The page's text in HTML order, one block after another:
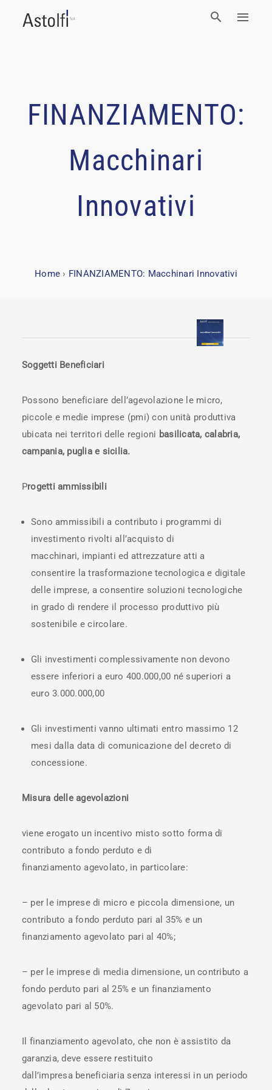
FINANZIAMENTO:
Macchinari
Innovativi
Home › FINANZIAMENTO: Macchinari Innovativi
Soggetti Beneficiari
Possono beneficiare dell’agevolazione le micro,
piccole e medie imprese (pmi) con unità produttiva
ubicata nei territori delle regioni basilicata, calabria,
campania, puglia e sicilia.
Progetti ammissibili
Sono ammissibili a contributo i programmi di
investimento rivolti all’acquisto di
macchinari, impianti ed attrezzature atti a
consentire la trasformazione tecnologica e digitale
delle imprese, a consentire soluzioni tecnologiche
in grado di rendere il processo produttivo più
sostenibile e circolare.
Gli investimenti complessivamente non devono
essere inferiori a euro 400.000,00 né superiori a
euro 3.000.000,00
Gli investimenti vanno ultimati entro massimo 12
mesi dalla data di comunicazione del decreto di
concessione.
Misura delle agevolazioni
viene erogato un incentivo misto sotto forma di
contributo a fondo perduto e di
finanziamento agevolato, in particolare:
– per le imprese di micro e piccola dimensione, un
contributo a fondo perduto pari al 35% e un
finanziamento agevolato pari al 40%;
– per le imprese di media dimensione, un contributo a
fondo perduto pari al 25% e un finanziamento
agevolato pari al 50%.
Il finanziamento agevolato, che non è assistito da
garanzia, deve essere restituito
dall’impresa beneficiaria senza interessi in un periodo